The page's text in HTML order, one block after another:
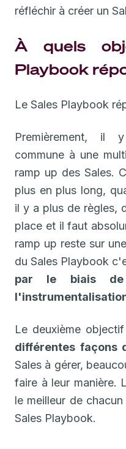
réfléchir à créer un
À quels
Playbook
Le Sales Playbook
Premièrement, il
commune à une
ramp up des Sales.
plus en plus long,
il y a plus de règles,
place et il faut
ramp up reste sur
du Sales Playbook
par le biais
Le deuxième
différentes façons
Sales à gérer,
faire à leur manière.
le meilleur de
Sales Playbook.